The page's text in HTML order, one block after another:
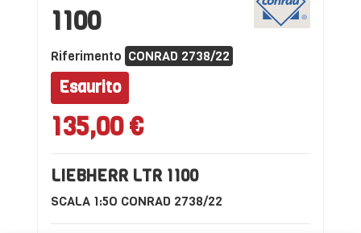
1100
Riferimento CONRAD 2738/22
Esaurito
135,00 €
LIEBHERR LTR 1100
SCALA 1:5O CONRAD 2738/22